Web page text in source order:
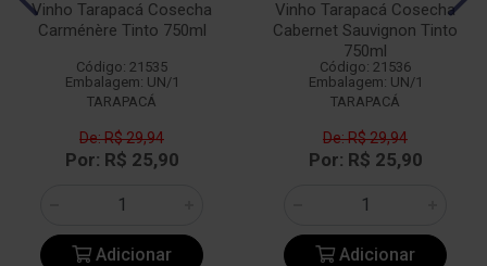
Vinho Tarapacá Cosecha
Carménère Tinto 750ml
Código: 21535
Embalagem: UN/1
TARAPACÁ
De: R$ 29,94
Por: R$ 25,90
Adicionar
Vinho Tarapacá Cosecha
Cabernet Sauvignon Tinto
750ml
Código: 21536
Embalagem: UN/1
TARAPACÁ
De: R$ 29,94
Por: R$ 25,90
Adicionar